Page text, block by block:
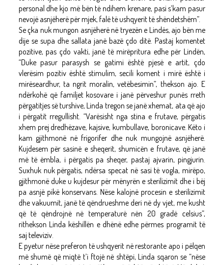
personal dhe kjo më bën të ndihem krenare, pasi s’kam pasur
nevojë asnjëherë për mjek, falë të ushqyerit të shëndetshëm”.
Se çka nuk mungon asnjëherë në tryezën e Lindës, ajo bën me
dije se supa dhe sallata janë bazë çdo ditë. Pastaj komentet
pozitive, pas çdo vakti, janë të mirëpritura edhe për Lindën,
“Duke pasur parasysh se gatimi është pjesë e artit, çdo
vlerësim pozitiv është stimulim, secili koment i mirë është i
mirëseardhur, ta ngrit moralin, vetëbesimin”, thekson ajo. E
ndërkohë që familjet kosovare i janë përveshur punës rreth
përgatitjes së turshive, Linda tregon se janë xhemat, ata që ajo
i përgatit rregullisht. “Varësisht nga stina e frutave, përgatis
xhem prej dredhëzave, kajsive, kumbullave, boronicave. Këto i
kam gjithmonë në frigorifer dhe nuk mungojnë asnjëherë.
Kujdesem për sasinë e sheqerit, shumicën e frutave, që janë
më të ëmbla, i përgatis pa sheqer, pastaj ajvarin, pingjurin.
Suxhuk nuk përgatis, ndërsa specat në sasi të vogla, mirëpo,
gjithmonë duke u kujdesur për mënyrën e sterilizimit dhe i bëj
pa asnjë pikë konservans. Nëse kalojnë procesin e sterilizimit
dhe vakuumit, janë të qëndrueshme deri në dy vjet, me kusht
që të qëndrojnë në temperaturë nën 20 gradë celsius”,
rithekson Linda këshillën e dhënë edhe përmes programit të
saj televiziv.
E pyetur nëse preferon të ushqyerit në restorante apo i pëlqen
më shumë që miqtë t’i ftojë në shtëpi, Linda sqaron se “nëse